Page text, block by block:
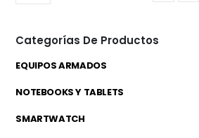
Categorías De Productos
EQUIPOS ARMADOS
NOTEBOOKS Y TABLETS
SMARTWATCH